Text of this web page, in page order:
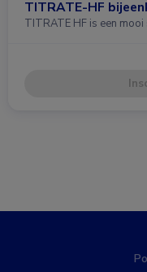
TITRATE-HF
TITRATE HF is een